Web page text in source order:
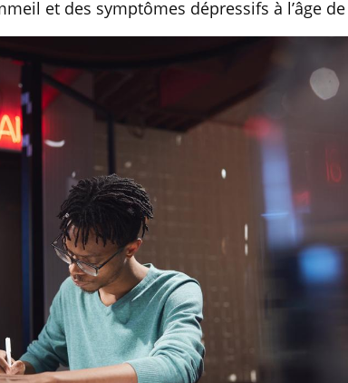
et des symptômes dépressifs à l’âge de